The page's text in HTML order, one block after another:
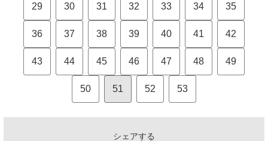
29 30 31 32 33 34 35
36 37 38 39 40 41 42
43 44 45 46 47 48 49
50 51 52 53
シェアする